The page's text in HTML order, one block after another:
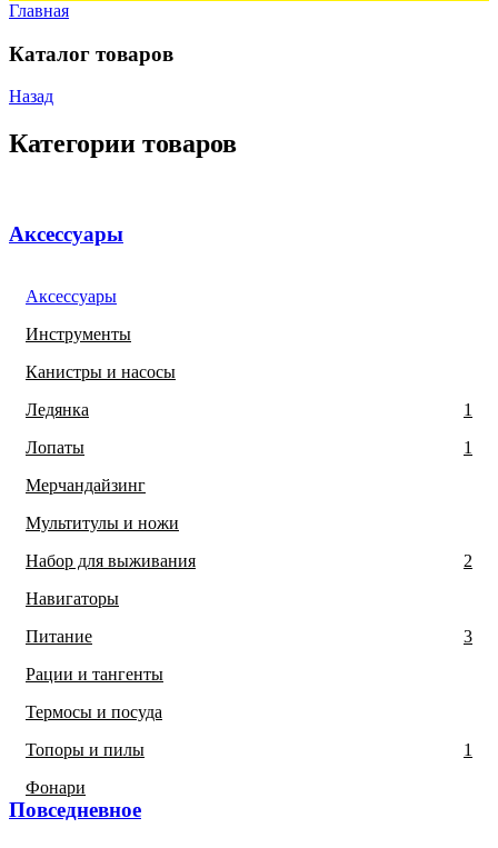
Главная
Каталог товаров
Назад
Категории товаров
Аксессуары
Аксессуары
Инструменты
Канистры и насосы
Ледянка
1
Лопаты
1
Мерчандайзинг
Мультитулы и ножи
Набор для выживания
2
Навигаторы
Питание
3
Рации и тангенты
Термосы и посуда
Топоры и пилы
1
Фонари
Повседневное